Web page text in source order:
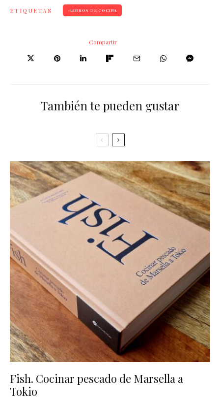
ETIQUETAS LIBROS DE COCINA
Compartir
También te pueden gustar
Fish. Cocinar pescado de Marsella a
Tokio